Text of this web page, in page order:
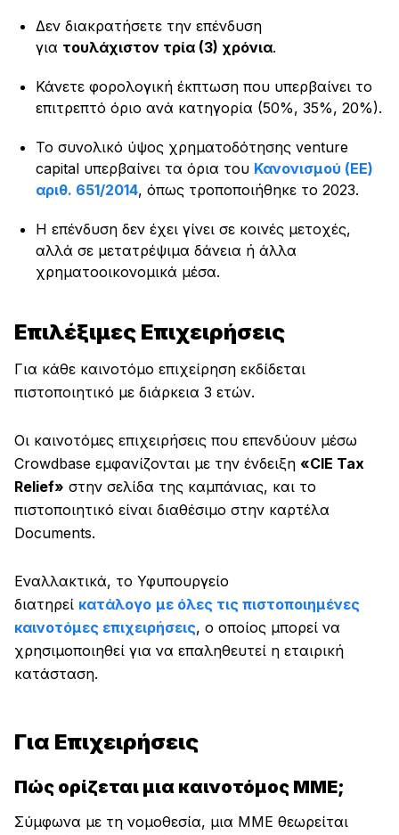
Δεν διακρατήσετε την επένδυση
για τουλάχιστον τρία (3) χρόνια.
Κάνετε φορολογική έκπτωση που υπερβαίνει το
επιτρεπτό όριο ανά κατηγορία (50%, 35%, 20%).
Το συνολικό ύψος χρηματοδότησης venture
capital υπερβαίνει τα όρια του Κανονισμού (ΕΕ)
αριθ. 651/2014, όπως τροποποιήθηκε το 2023.
Η επένδυση δεν έχει γίνει σε κοινές μετοχές,
αλλά σε μετατρέψιμα δάνεια ή άλλα
χρηματοοικονομικά μέσα.
Επιλέξιμες Επιχειρήσεις
Για κάθε καινοτόμο επιχείρηση εκδίδεται
πιστοποιητικό με διάρκεια 3 ετών.
Οι καινοτόμες επιχειρήσεις που επενδύουν μέσω
Crowdbase εμφανίζονται με την ένδειξη «CIE Tax
Relief» στην σελίδα της καμπάνιας, και το
πιστοποιητικό είναι διαθέσιμο στην καρτέλα
Documents.
Εναλλακτικά, το Υφυπουργείο
διατηρεί κατάλογο με όλες τις πιστοποιημένες
καινοτόμες επιχειρήσεις, ο οποίος μπορεί να
χρησιμοποιηθεί για να επαληθευτεί η εταιρική
κατάσταση.
Για Επιχειρήσεις
Πώς ορίζεται μια καινοτόμος ΜΜΕ;
Σύμφωνα με τη νομοθεσία, μια ΜΜΕ θεωρείται